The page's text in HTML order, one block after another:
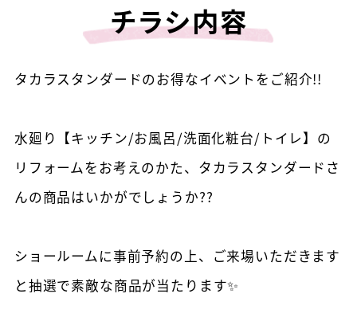
チラシ内容
タカラスタンダードのお得なイベントをご紹介!!
水廻り【キッチン/お風呂/洗面化粧台/トイレ】の
リフォームをお考えのかた、タカラスタンダードさ
んの商品はいかがでしょうか??
ショールームに事前予約の上、ご来場いただきます
と抽選で素敵な商品が当たります✨